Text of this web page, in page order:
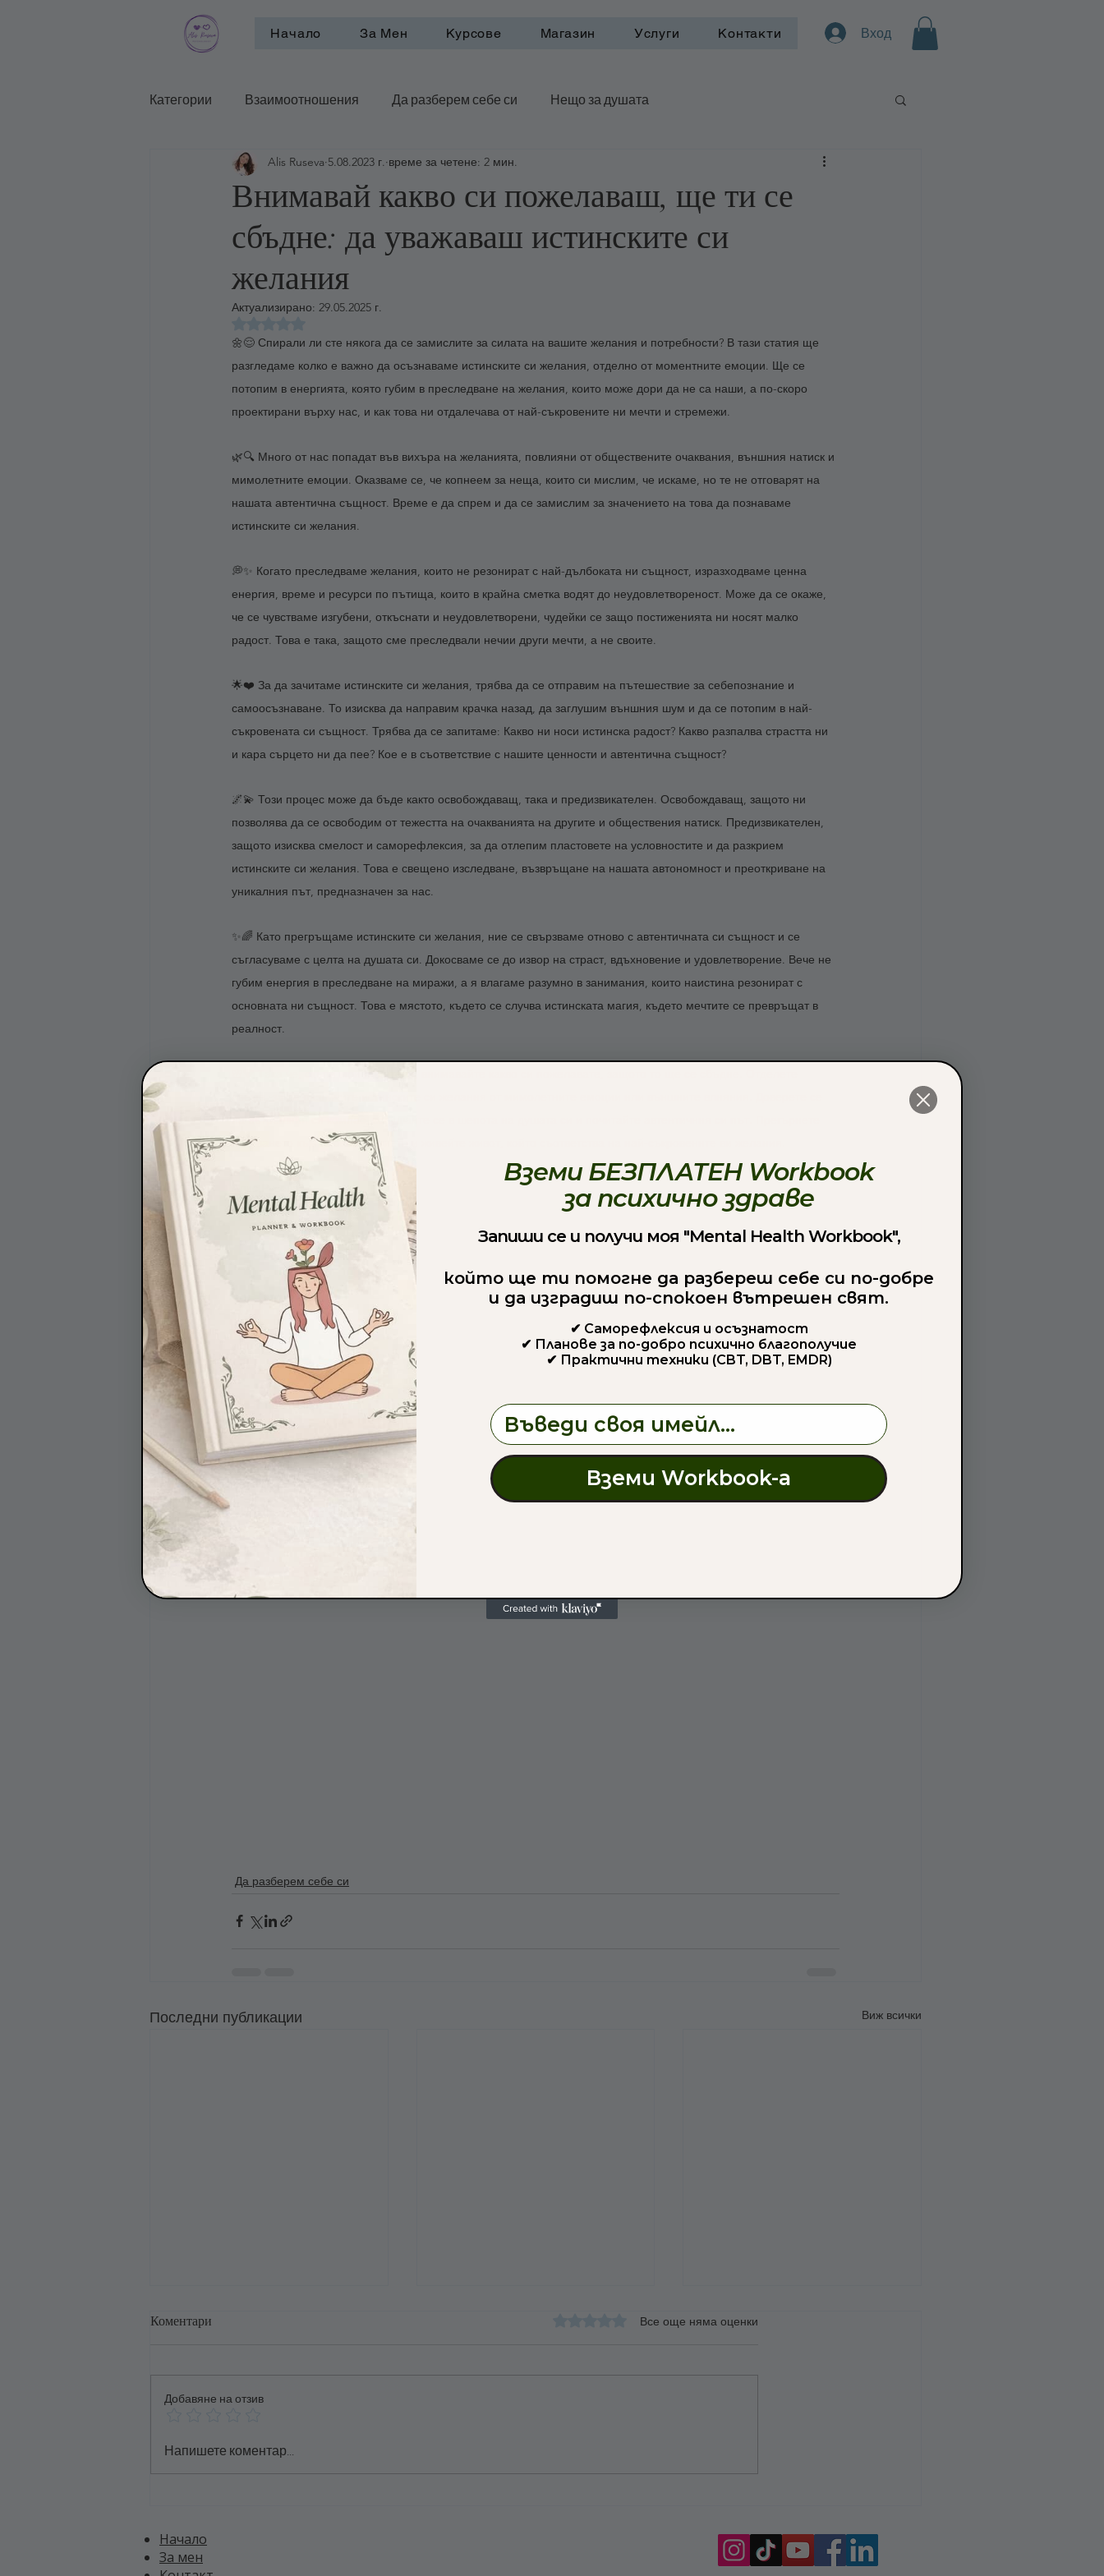
Начало За Мен Курсове Магазин Услуги Контакти Вход
Категории Взаимоотношения Да разберем себе си Нещо за душата
Психотерапевтични школи и практики
Внимавай какво си пожелаваш, ще ти се
сбъдне: да уважаваш истинските си
желания
Alis Ruseva 5.08.2023 г. време за четене: 2 мин.
Актуализирано: 29.05.2025 г.
🌼😌 Спирали ли сте някога да се замислите за силата на вашите желания и потребности? В тази статия ще
разгледаме колко е важно да осъзнаваме истинските си желания, отделно от моментните емоции. Ще се
потопим в енергията, която губим в преследване на желания, които може дори да не са наши, а по-скоро
проектирани върху нас, и как това ни отдалечава от най-съкровените ни мечти и стремежи.
🌿🔍 Много от нас попадат във вихъра на желанията, повлияни от обществените очаквания, външния натиск и
мимолетните емоции. Оказваме се, че копнеем за неща, които си мислим, че искаме, но те не отговарят на
нашата автентична същност. Време е да спрем и да се замислим за значението на това да познаваме
истинските си желания.
💭✨ Когато преследваме желания, които не резонират с най-дълбоката ни същност, изразходваме ценна
енергия, време и ресурси по пътища, които в крайна сметка водят до неудовлетвореност. Може да се окаже,
че се чувстваме изгубени, откъснати и неудовлетворени, чудейки се защо постиженията ни носят малко
радост. Това е така, защото сме преследвали нечии други мечти, а не своите.
🌟❤️ За да зачитаме истинските си желания, трябва да се отправим на пътешествие за себепознание и
самоосъзнаване. То изисква да направим крачка назад, да заглушим външния шум и да се потопим в най-
съкровената си същност. Трябва да се запитаме: Какво ни носи истинска радост? Какво разпалва страстта ни
и кара сърцето ни да пее? Кое е в съответствие с нашите ценности и автентична същност?
🌌💫 Този процес може да бъде както освобождаващ, така и предизвикателен. Освобождаващ, защото ни
позволява да се освободим от тежестта на очакванията на другите и обществения натиск. Предизвикателен,
защото изисква смелост и саморефлексия, за да отлепим пластовете на условностите и да разкрием
истинските си желания. Това е свещено изследване, възвръщане на нашата автономност и преоткриване на
уникалния път, предназначен за нас.
✨🌈 Като прегръщаме истинските си желания, ние се свързваме отново с автентичната си същност и се
съгласуваме с целта на душата си. Докосваме се до извор на страст, вдъхновение и удовлетворение. Вече не
губим енергия в преследване на миражи, а я влагаме разумно в занимания, които наистина резонират с
основната ни същност. Това е мястото, където се случва истинската магия, където мечтите се превръщат в
реалност.
на вътрешния си компас, вслушайте се в шепота на душата си и почитайте автентичния си път. Прегърнете
пътуването към себепознанието и живейте живот, който съответства на най-съкровените ви желания.
Алис Русева
Да разберем себе си
Последни публикации Виж всички
Как да изградим идентичност,
Коментари Оценено с 0 от 5 звезди.
Все още няма оценки
Добавяне на отзив
Напишете коментар...
Начало
За мен
Вземи БЕЗПЛАТЕН Workbook
за психично здраве
Запиши се и получи моя "Mental Health Workbook",
който ще ти помогне да разбереш себе си по-добре
и да изградиш по-спокоен вътрешен свят.
✔ Саморефлексия и осъзнатост
✔ Планове за по-добро психично благополучие
✔ Практични техники (CBT, DBT, EMDR)
Email
Вземи Workbook-а